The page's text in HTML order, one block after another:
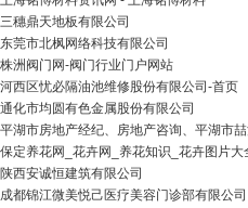
三穗鼎天地板有限公司
东莞市北枫网络科技有限公司
株洲阀门网-阀门行业门户网站
河西区忧必隔油池维修股份有限公司-首页
通化市均圆有色金属股份有限公司
平湖市房地产经纪、房地产咨询、平湖市
保定养花网_花卉网_养花知识_花卉图片
陕西安诚恒建筑有限公司
成都锦江微美悦己医疗美容门诊部有限公司